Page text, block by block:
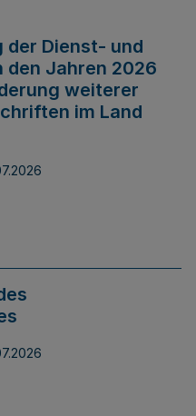
der Dienst- und
den Jahren 2026
weiterer
im Land